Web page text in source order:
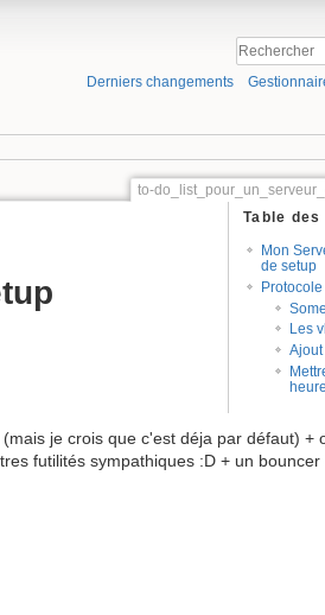
Derniers changements
to-
Table
Mon
de setup
Les
heure
je crois que c'est déja par défaut) +
futilités sympathiques :D + un bouncer